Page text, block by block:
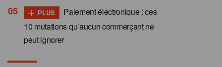
+ PLUS
Paiement électronique : ces
10 mutations qu’aucun commerçant ne
peut ignorer